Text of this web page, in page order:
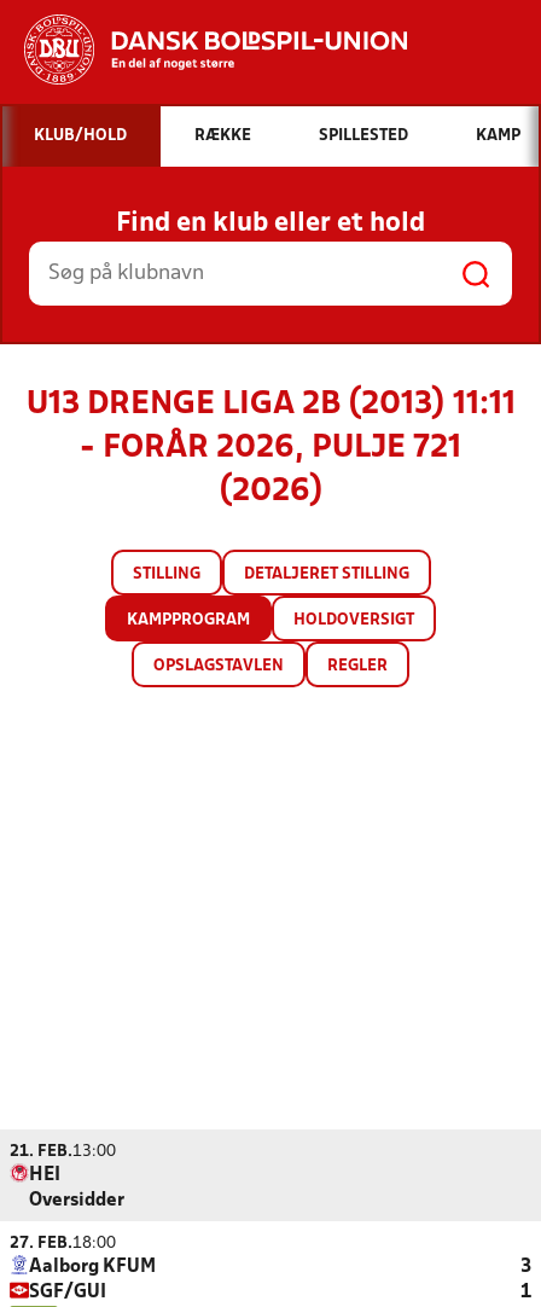
Hvad vil du søge efter?
INDHOLD OG NYHEDER
STILLINGER, RESULTATER, KLUBBER OG
HOLD
KLUB/HOLD RÆKKE SPILLESTED KAMP
Find en klub eller et hold
U13 DRENGE LIGA 2B (2013) 11:11
- FORÅR 2026, PULJE 721
(2026)
STILLING DETALJERET STILLING
KAMPPROGRAM HOLDOVERSIGT
OPSLAGSTAVLEN REGLER
21. FEB.13:00
HEI
Oversidder
27. FEB.18:00
Aalborg KFUM
3
SGF/GUI
1